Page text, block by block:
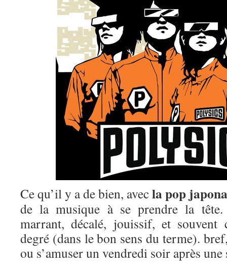
Ce qu’il y a de bien, avecla pop
de la musique à se prendre la tête.
marrant, décalé, jouissif, et souvent
degré (dans le bon sens du terme).
ou s’amuser un vendredi soir après